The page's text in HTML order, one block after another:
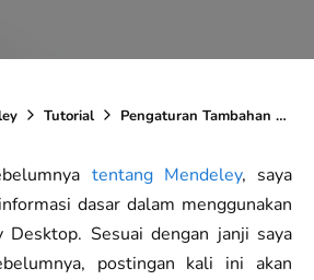
Tutorial Pengaturan Tambahan Mendeley Desktop dan App
tentang Mendeley, saya
dasar dalam menggunakan
Sesuai dengan janji saya
postingan kali ini akan